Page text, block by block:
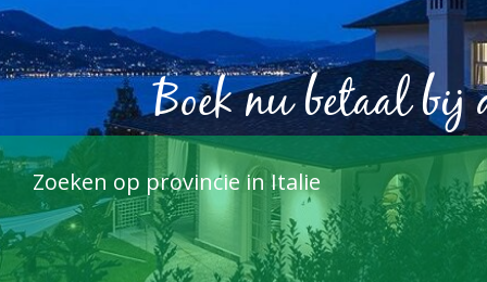
Zoeken op provincie in Italie
Boek nu betaal bij